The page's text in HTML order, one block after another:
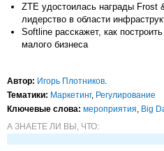
ZTE удостоилась награды Frost
лидерство в области
Softline расскажет, как
малого бизнеса
Автор: Игорь Плотников.
Тематики: Маркетинг, Регулирование
Ключевые слова: мероприятия, Big
А ЗНАЕТЕ ЛИ ВЫ, ЧТО: